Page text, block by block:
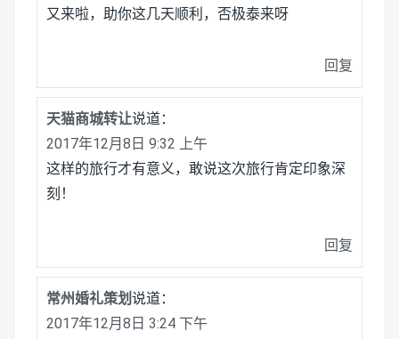
又来啦，助你这几天顺利，否极泰来呀
回复
天猫商城转让说道：
2017年12月8日 9:32 上午
这样的旅行才有意义，敢说这次旅行肯定印象深
刻！
回复
常州婚礼策划说道：
2017年12月8日 3:24 下午